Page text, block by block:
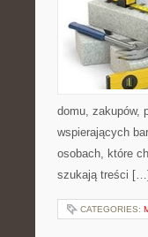
domu, zakupów,
wspierających
osobach, które
szukają treści […]
CATEGORIES: